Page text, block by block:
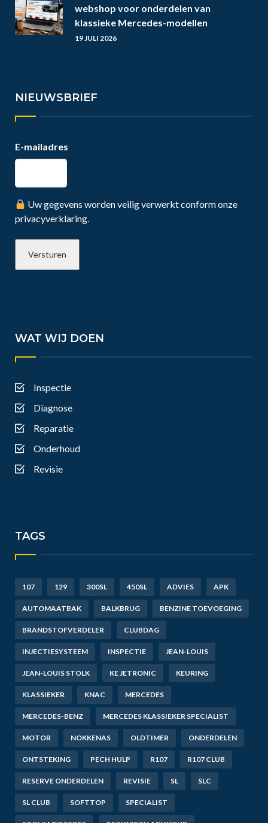
webshop voor onderdelen van
klassieke Mercedes-modellen
19 JULI 2026
NIEUWSBRIEF
E-mailadres
Uw gegevens worden veilig verwerkt conform onze
privacyverklaring.
WAT WIJ DOEN
Inspectie
Diagnose
Reparatie
Onderhoud
Revisie
TAGS
107 129 300SL 450SL ADVIES APK
AUTOMAATBAK BALKBRUG BENZINE TOEVOEGING
BRANDSTOFVERDELER CLUBDAG
INJECTIESYSTEEM INSPECTIE JEAN-LOUIS
JEAN-LOUIS STOLK KE JETRONIC KEURING
KLASSIEKER KNAC MERCEDES
MERCEDES-BENZ MERCEDES KLASSIEKER SPECIALIST
MOTOR NOKKENAS OLDTIMER ONDERDELEN
ONTSTEKING PECH HULP R107 R107 CLUB
RESERVE ONDERDELEN REVISIE SL SLC
SL CLUB SOFTTOP SPECIALIST